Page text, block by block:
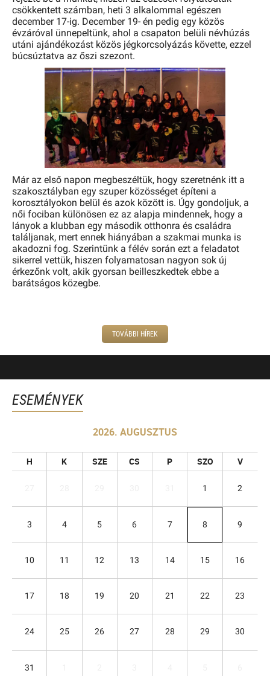
csökkentett számban, heti 3 alkalommal egészen
december 17-ig. December 19- én pedig egy közös
évzáróval ünnepeltünk, ahol a csapaton belüli névhúzás
utáni ajándékozást közös jégkorcsolyázás követte, ezzel
búcsúztatva az őszi szezont.
Már az első napon megbeszéltük, hogy szeretnénk itt a
szakosztályban egy szuper közösséget építeni a
korosztályokon belül és azok között is. Úgy gondoljuk, a
női fociban különösen ez az alapja mindennek, hogy a
lányok a klubban egy második otthonra és családra
találjanak, mert ennek hiányában a szakmai munka is
akadozni fog. Szerintünk a félév során ezt a feladatot
sikerrel vettük, hiszen folyamatosan nagyon sok új
érkezőnk volt, akik gyorsan beilleszkedtek ebbe a
barátságos közegbe.
TOVÁBBI HÍREK
ESEMÉNYEK
2026. AUGUSZTUS
H K SZE CS P SZO V
1 2
3 4 5 6 7 8 9
10 11 12 13 14 15 16
17 18 19 20 21 22 23
24 25 26 27 28 29 30
31